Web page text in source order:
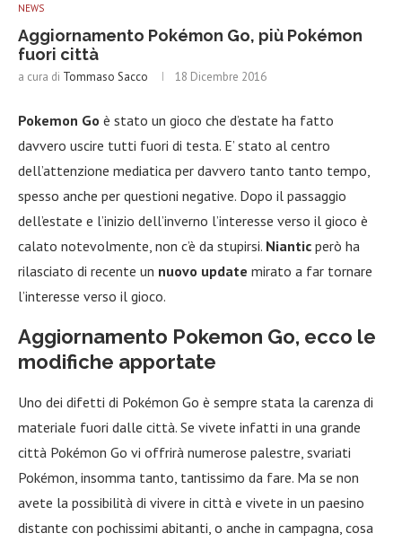
NEWS
Aggiornamento Pokémon Go, più Pokémon
fuori città
a cura di Tommaso Sacco 18 Dicembre 2016
Pokemon Go è stato un gioco che d’estate ha fatto
davvero uscire tutti fuori di testa. E’ stato al centro
dell’attenzione mediatica per davvero tanto tanto tempo,
spesso anche per questioni negative. Dopo il passaggio
dell’estate e l’inizio dell’inverno l’interesse verso il gioco è
calato notevolmente, non c’è da stupirsi. Niantic però ha
rilasciato di recente un nuovo update mirato a far tornare
l’interesse verso il gioco.
Aggiornamento Pokemon Go, ecco le
modifiche apportate
Uno dei difetti di Pokémon Go è sempre stata la carenza di
materiale fuori dalle città. Se vivete infatti in una grande
città Pokémon Go vi offrirà numerose palestre, svariati
Pokémon, insomma tanto, tantissimo da fare. Ma se non
avete la possibilità di vivere in città e vivete in un paesino
distante con pochissimi abitanti, o anche in campagna, cosa